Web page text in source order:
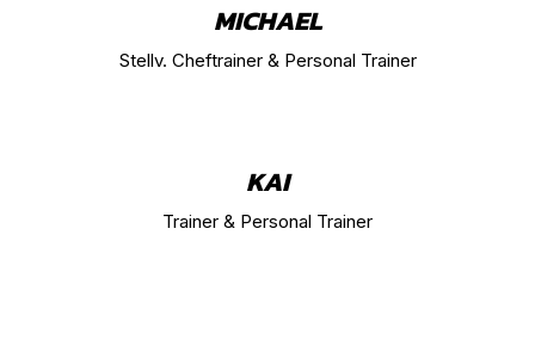
MICHAEL
Stellv. Cheftrainer & Personal Trainer
KAI
Trainer & Personal Trainer